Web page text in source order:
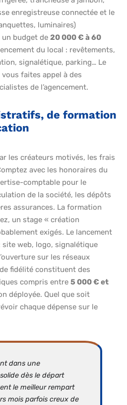
enregistreuse connectée et le
luminaires)
budget de 20 000 € à 60
du local : revêtements,
signalétique, parking… Le
faites appel à des
de l’agencement.
de formation
les créateurs motivés, les frais
avec les honoraires du
comptable pour le
de la société, les dépôts
assurances. La formation
un stage « création
exigés. Le lancement
web, logo, signalétique
sur les réseaux
fidélité constituent des
compris entre 5 000 € et
déployée. Quel que soit
chaque dépense sur le
dans une
dès le départ
le meilleur rempart
mois parfois creux de